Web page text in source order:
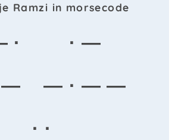
Ramzi in morsecode
·
· —
— · — —
· ·